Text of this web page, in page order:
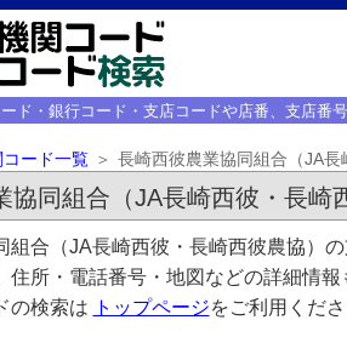
ード・銀行コード・支店コードや店番、支店番
ード一覧 長崎西彼農業協同組合（JA
協同組合（JA長崎西彼・長崎
組合（JA長崎西彼・長崎西彼農協）
住所・電話番号・地図などの詳細情
の検索は
トップページをご利用くださ